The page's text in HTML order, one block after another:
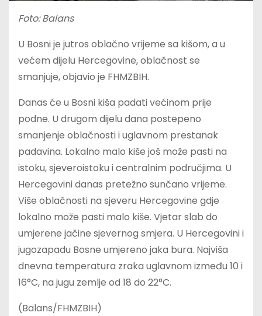
Foto: Balans
U Bosni je jutros oblačno vrijeme sa kišom, a u
većem dijelu Hercegovine, oblačnost se
smanjuje, objavio je FHMZBIH.
Danas će u Bosni kiša padati većinom prije
podne. U drugom dijelu dana postepeno
smanjenje oblačnosti i uglavnom prestanak
padavina. Lokalno malo kiše još može pasti na
istoku, sjeveroistoku i centralnim područjima. U
Hercegovini danas pretežno sunčano vrijeme.
Više oblačnosti na sjeveru Hercegovine gdje
lokalno može pasti malo kiše. Vjetar slab do
umjerene jačine sjevernog smjera. U Hercegovini i
jugozapadu Bosne umjereno jaka bura. Najviša
dnevna temperatura zraka uglavnom između 10 i
16°C, na jugu zemlje od 18 do 22°C.
(Balans/FHMZBIH)